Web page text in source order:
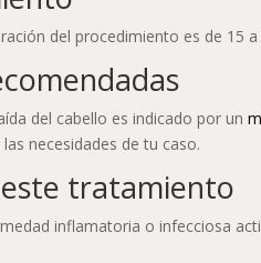
del procedimiento es de 15
del cabello es indicado por un
necesidades de tu caso.
tratamiento
inflamatoria o infecciosa